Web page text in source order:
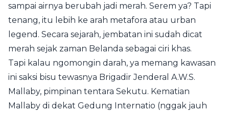
sampai airnya berubah jadi merah. Serem ya? Tapi
tenang, itu lebih ke arah metafora atau urban
legend. Secara sejarah, jembatan ini sudah dicat
merah sejak zaman Belanda sebagai ciri khas.
Tapi kalau ngomongin darah, ya memang kawasan
ini saksi bisu tewasnya Brigadir Jenderal A.W.S.
Mallaby, pimpinan tentara Sekutu. Kematian
Mallaby di dekat Gedung Internatio (nggak jauh